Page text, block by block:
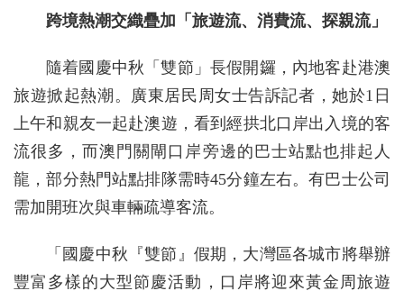
跨境熱潮交織疊加「旅遊流、消費流、探親流」
隨着國慶中秋「雙節」長假開鑼，內地客赴港澳
旅遊掀起熱潮。廣東居民周女士告訴記者，她於1日
上午和親友一起赴澳遊，看到經拱北口岸出入境的客
流很多，而澳門關閘口岸旁邊的巴士站點也排起人
龍，部分熱門站點排隊需時45分鐘左右。有巴士公司
需加開班次與車輛疏導客流。
「國慶中秋『雙節』假期，大灣區各城市將舉辦
豐富多樣的大型節慶活動，口岸將迎來黃金周旅遊